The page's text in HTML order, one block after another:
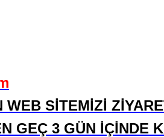
SİTEMİZİ
GEÇ 3 GÜN İÇİNDE